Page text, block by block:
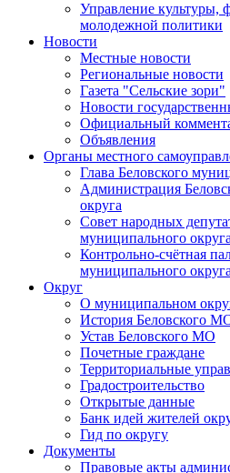
Управление культуры,
молодежной политики
Новости
Местные новости
Региональные новости
Газета "Сельские зори"
Новости
Официальный
Объявления
Органы местного
Глава Беловского
Администрация
округа
Совет народных
муниципального округа
Контрольно-счётная
муниципального округа
Округ
О муниципальном
История Беловского
Устав Беловского МО
Почетные граждане
Территориальные
Градостроительство
Открытые данные
Банк идей жителей
Гид по округу
Документы
Правовые акты